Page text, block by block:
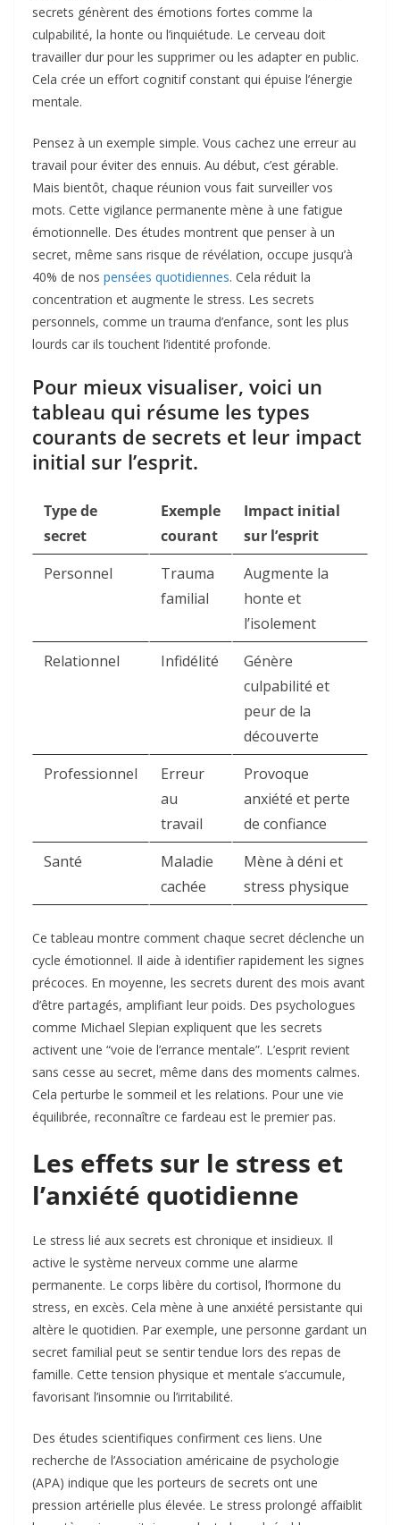
secrets génèrent des émotions fortes comme la
culpabilité, la honte ou l’inquiétude. Le cerveau doit
travailler dur pour les supprimer ou les adapter en public.
Cela crée un effort cognitif constant qui épuise l’énergie
mentale.
Pensez à un exemple simple. Vous cachez une erreur au
travail pour éviter des ennuis. Au début, c’est gérable.
Mais bientôt, chaque réunion vous fait surveiller vos
mots. Cette vigilance permanente mène à une fatigue
émotionnelle. Des études montrent que penser à un
secret, même sans risque de révélation, occupe jusqu’à
40% de nos pensées quotidiennes. Cela réduit la
concentration et augmente le stress. Les secrets
personnels, comme un trauma d’enfance, sont les plus
lourds car ils touchent l’identité profonde.
Pour mieux visualiser, voici un
tableau qui résume les types
courants de secrets et leur impact
initial sur l’esprit.
Type de
secret
Exemple
courant
Impact initial
sur l’esprit
Personnel
Trauma
familial
Augmente la
honte et
l’isolement ​
Relationnel
Infidélité
Génère
culpabilité et
peur de la
découverte ​
Professionnel
Erreur
au
travail
Provoque
anxiété et perte
de confiance ​
Santé
Maladie
cachée
Mène à déni et
stress physique ​
Ce tableau montre comment chaque secret déclenche un
cycle émotionnel. Il aide à identifier rapidement les signes
précoces. En moyenne, les secrets durent des mois avant
d’être partagés, amplifiant leur poids. Des psychologues
comme Michael Slepian expliquent que les secrets
activent une “voie de l’errance mentale”. L’esprit revient
sans cesse au secret, même dans des moments calmes.
Cela perturbe le sommeil et les relations. Pour une vie
équilibrée, reconnaître ce fardeau est le premier pas.
Les effets sur le stress et
l’anxiété quotidienne
Le stress lié aux secrets est chronique et insidieux. Il
active le système nerveux comme une alarme
permanente. Le corps libère du cortisol, l’hormone du
stress, en excès. Cela mène à une anxiété persistante qui
altère le quotidien. Par exemple, une personne gardant un
secret familial peut se sentir tendue lors des repas de
famille. Cette tension physique et mentale s’accumule,
favorisant l’insomnie ou l’irritabilité.
Des études scientifiques confirment ces liens. Une
recherche de l’Association américaine de psychologie
(APA) indique que les porteurs de secrets ont une
pression artérielle plus élevée. Le stress prolongé affaiblit